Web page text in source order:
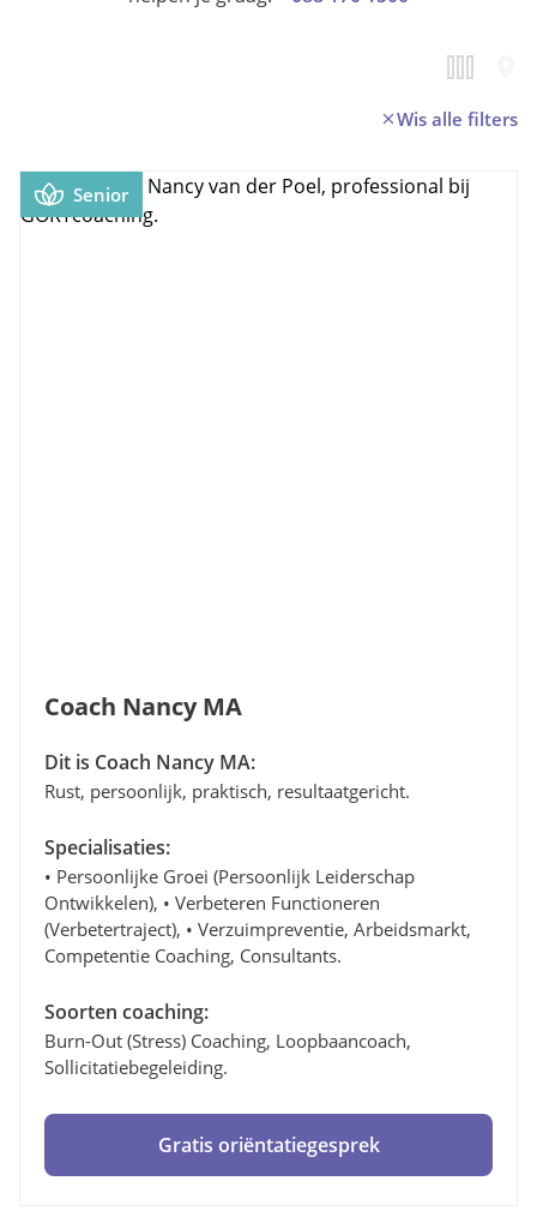
Wis alle filters
Senior
Coach Nancy MA
Dit is Coach Nancy MA:
Rust, persoonlijk, praktisch, resultaatgericht.
Specialisaties:
• Persoonlijke Groei (persoonlijk Leiderschap
Ontwikkelen), • Verbeteren Functioneren
(verbetertraject), • Verzuimpreventie, Arbeidsmarkt,
Competentie Coaching, Consultants.
Soorten coaching:
Burn-Out (stress) Coaching, Loopbaancoach,
Sollicitatiebegeleiding.
Gratis oriëntatiegesprek